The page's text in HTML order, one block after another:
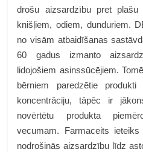
drošu aizsardzību pret
knišļiem, odiem, dunduriem.
no visām atbaidīšanas
60 gadus izmanto
lidojošiem asinssūcējiem.
bērniem paredzētie
koncentrāciju, tāpēc ir
novērtētu produkta
vecumam. Farmaceits
nodrošinās aizsardzību līdz